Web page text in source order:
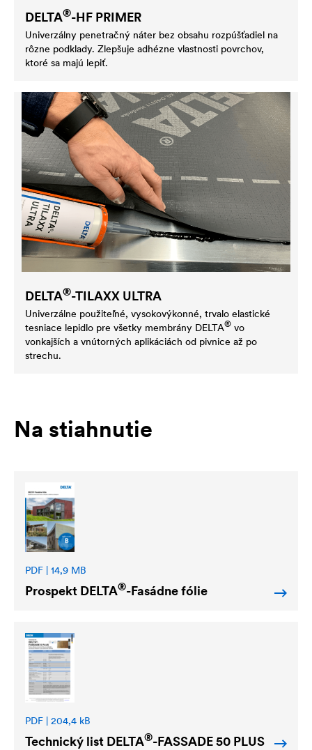
DELTA®-HF PRIMER
Univerzálny penetračný náter bez obsahu rozpúšťadiel na
rôzne podklady. Zlepšuje adhézne vlastnosti povrchov,
ktoré sa majú lepiť.
DELTA®-TILAXX ULTRA
Univerzálne použiteľné, vysokovýkonné, trvalo elastické
tesniace lepidlo pre všetky membrány DELTA® vo
vonkajších a vnútorných aplikáciách od pivnice až po
strechu.
Na stiahnutie
PDF | 14,9 MB
Prospekt DELTA®-Fasádne fólie
PDF | 204,4 kB
Technický list DELTA®-FASSADE 50 PLUS